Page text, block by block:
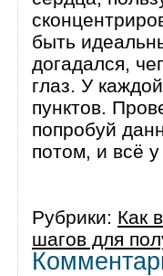
быть
догадался,
глаз. У
пунктов.
попробуй
потом, и всё
Рубрики: Как
шагов для